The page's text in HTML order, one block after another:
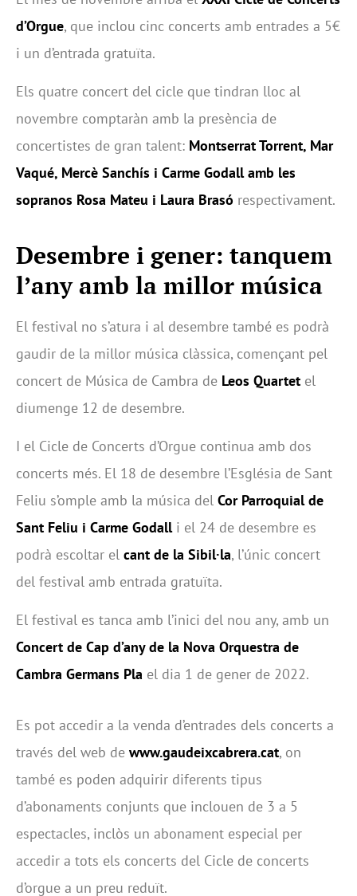
d’Orgue, que inclou cinc concerts amb entrades a 5€
i un d’entrada gratuïta.
Els quatre concert del cicle que tindran lloc al
novembre comptaràn amb la presència de
concertistes de gran talent: Montserrat Torrent, Mar
Vaqué, Mercè Sanchís i Carme Godall amb les
sopranos Rosa Mateu i Laura Brasó respectivament.
Desembre i gener: tanquem
l’any amb la millor música
El festival no s’atura i al desembre també es podrà
gaudir de la millor música clàssica, començant pel
concert de Música de Cambra de Leos Quartet el
diumenge 12 de desembre.
I el Cicle de Concerts d’Orgue continua amb dos
concerts més. El 18 de desembre l’Església de Sant
Feliu s’omple amb la música del Cor Parroquial de
Sant Feliu i Carme Godalli el 24 de desembre es
podrà escoltar el cant de la Sibil·la, l’únic concert
del festival amb entrada gratuïta.
El festival es tanca amb l’inici del nou any, amb un
Concert de Cap d’any de la Nova Orquestra de
Cambra Germans Pla el dia 1 de gener de 2022.
Es pot accedir a la venda d’entrades dels concerts a
través del web de www.gaudeixcabrera.cat, on
també es poden adquirir diferents tipus
d’abonaments conjunts que inclouen de 3 a 5
espectacles, inclòs un abonament especial per
accedir a tots els concerts del Cicle de concerts
d’orgue a un preu reduït.